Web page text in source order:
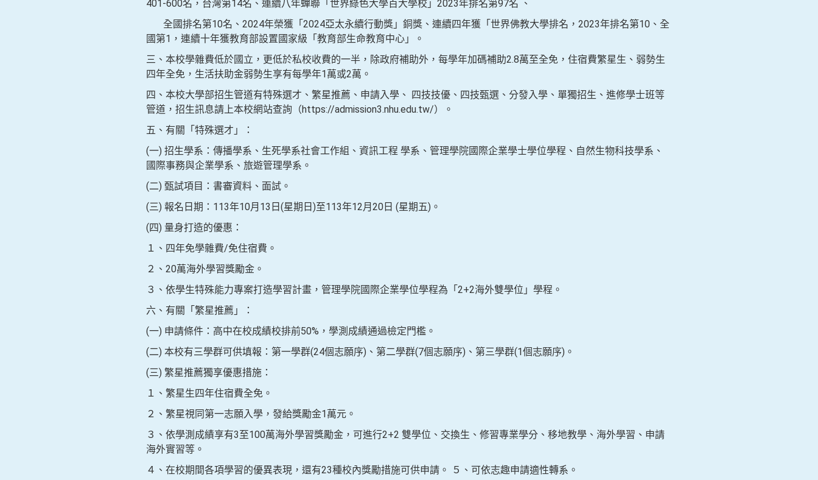
401-600名，台灣第14名、連續八年蟬聯「世界綠色大學百大學校」2023年排名第97名 、
全國排名第10名、2024年榮獲「2024亞太永續行動獎」銅獎、連續四年獲「世界佛教大學排名，2023年排名第10、全
國第1，連續十年獲教育部設置國家級「教育部生命教育中心」。
三、本校學雜費低於國立，更低於私校收費的一半，除政府補助外，每學年加碼補助2.8萬至全免，住宿費繁星生、弱勢生
四年全免，生活扶助金弱勢生享有每學年1萬或2萬。
四、本校大學部招生管道有特殊選才、繁星推薦、申請入學、 四技技優、四技甄選、分發入學、單獨招生、進修學士班等
管道，招生訊息請上本校網站查詢（https://admission3.nhu.edu.tw/）。
五、有關「特殊選才」：
(一) 招生學系：傳播學系、生死學系社會工作組、資訊工程 學系、管理學院國際企業學士學位學程、自然生物科技學系、
國際事務與企業學系、旅遊管理學系。
(二) 甄試項目：書審資料、面試。
(三) 報名日期：113年10月13日(星期日)至113年12月20日 (星期五)。
(四) 量身打造的優惠：
１、四年免學雜費/免住宿費。
２、20萬海外學習獎勵金。
３、依學生特殊能力專案打造學習計畫，管理學院國際企業學位學程為「2+2海外雙學位」學程。
六、有關「繁星推薦」：
(一) 申請條件：高中在校成績校排前50%，學測成績通過檢定門檻。
(二) 本校有三學群可供填報：第一學群(24個志願序)、第二學群(7個志願序)、第三學群(1個志願序)。
(三) 繁星推薦獨享優惠措施：
１、繁星生四年住宿費全免。
２、繁星視同第一志願入學，發給獎勵金1萬元。
３、依學測成績享有3至100萬海外學習獎勵金，可進行2+2 雙學位、交換生、修習專業學分、移地教學、海外學習、申請
海外實習等。
４、在校期間各項學習的優異表現，還有23種校內獎勵措施可供申請。 ５、可依志趣申請適性轉系。